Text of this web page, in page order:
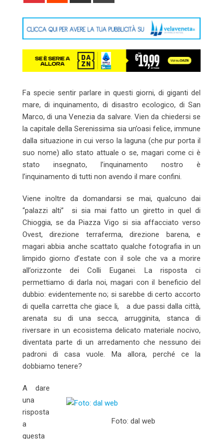
Fa specie sentir parlare in questi giorni, di giganti del
mare, di inquinamento, di disastro ecologico, di San
Marco, di una Venezia da salvare. Vien da chiedersi se
la capitale della Serenissima sia un’oasi felice, immune
dalla situazione in cui verso la laguna (che pur porta il
suo nome) allo stato attuale o se, magari come ci è
stato insegnato, l’inquinamento nostro è
l’inquinamento di tutti non avendo il mare confini.
Viene inoltre da domandarsi se mai, qualcuno dai
“palazzi alti” si sia mai fatto un giretto in quel di
Chioggia, se da Piazza Vigo si sia affacciato verso
Ovest, direzione terraferma, direzione barena, e
magari abbia anche scattato qualche fotografia in un
limpido giorno d’estate con il sole che va a morire
all’orizzonte dei Colli Euganei. La risposta ci
permettiamo di darla noi, magari con il beneficio del
dubbio: evidentemente no; si sarebbe di certo accorto
di quella carretta che giace li, a due passi dalla città,
arenata su di una secca, arrugginita, stanca di
riversare in un ecosistema delicato materiale nocivo,
diventata parte di un arredamento che nessuno dei
padroni di casa vuole. Ma allora, perché ce la
dobbiamo tenere?
Foto: dal web
A dare
una
risposta
a
questa